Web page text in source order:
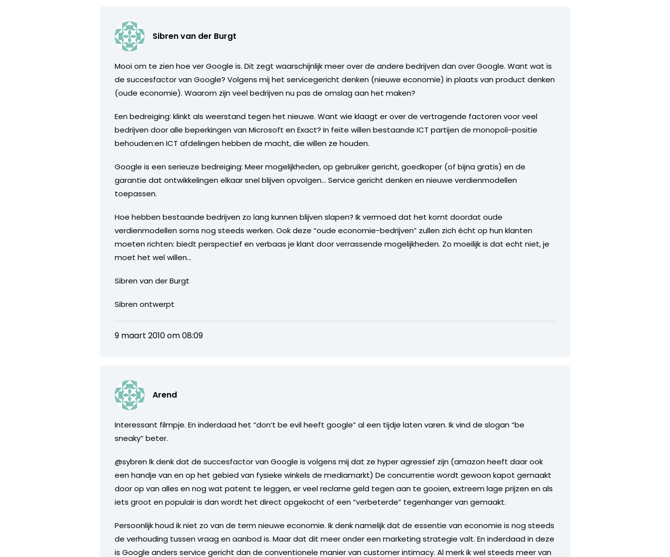
Sibren van der Burgt
Mooi om te zien hoe ver Google is. Dit zegt waarschijnlijk meer over de andere bedrijven dan over Google. Want wat is
de succesfactor van Google? Volgens mij het servicegericht denken (nieuwe economie) in plaats van product denken
(oude economie). Waarom zijn veel bedrijven nu pas de omslag aan het maken?
Een bedreiging: klinkt als weerstand tegen het nieuwe. Want wie klaagt er over de vertragende factoren voor veel
bedrijven door alle beperkingen van Microsoft en Exact? In feite willen bestaande ICT partijen de monopoli-positie
behouden:en ICT afdelingen hebben de macht, die willen ze houden.
Google is een serieuze bedreiging: Meer mogelijkheden, op gebruiker gericht, goedkoper (of bijna gratis) en de
garantie dat ontwikkelingen elkaar snel blijven opvolgen… Service gericht denken en nieuwe verdienmodellen
toepassen.
Hoe hebben bestaande bedrijven zo lang kunnen blijven slapen? Ik vermoed dat het komt doordat oude
verdienmodellen soms nog steeds werken. Ook deze “oude economie-bedrijven” zullen zich écht op hun klanten
moeten richten: biedt perspectief en verbaas je klant door verrassende mogelijkheden. Zo moeilijk is dat echt niet, je
moet het wel willen…
Sibren van der Burgt
Sibren ontwerpt
9 maart 2010 om 08:09
Arend
Interessant filmpje. En inderdaad het “don’t be evil heeft google” al een tijdje laten varen. Ik vind de slogan “be
sneaky” beter.
@sybren Ik denk dat de succesfactor van Google is volgens mij dat ze hyper agressief zijn (amazon heeft daar ook
een handje van en op het gebied van fysieke winkels de mediamarkt) De concurrentie wordt gewoon kapot gemaakt
door op van alles en nog wat patent te leggen, er veel reclame geld tegen aan te gooien, extreem lage prijzen en als
iets groot en populair is dan wordt het direct opgekocht of een “verbeterde” tegenhanger van gemaakt.
Persoonlijk houd ik niet zo van de term nieuwe economie. Ik denk namelijk dat de essentie van economie is nog steeds
de verhouding tussen vraag en aanbod is. Maar dat dit meer onder een marketing strategie valt. En inderdaad in deze
is Google anders service gericht dan de conventionele manier van customer intimacy. Al merk ik wel steeds meer van